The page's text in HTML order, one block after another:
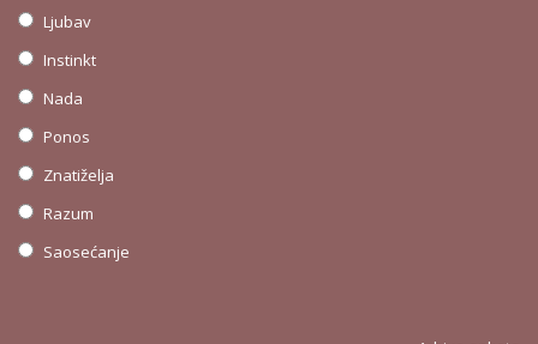
Ljubav
Instinkt
Nada
Ponos
Znatiželja
Razum
Saosećanje